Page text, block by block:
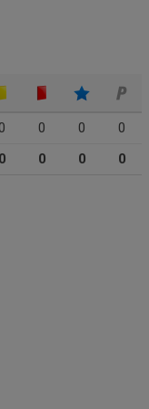
0 0
0
0 0 0 0